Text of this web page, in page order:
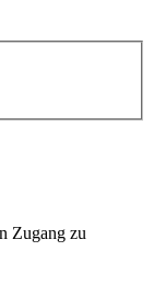
Zugang zu